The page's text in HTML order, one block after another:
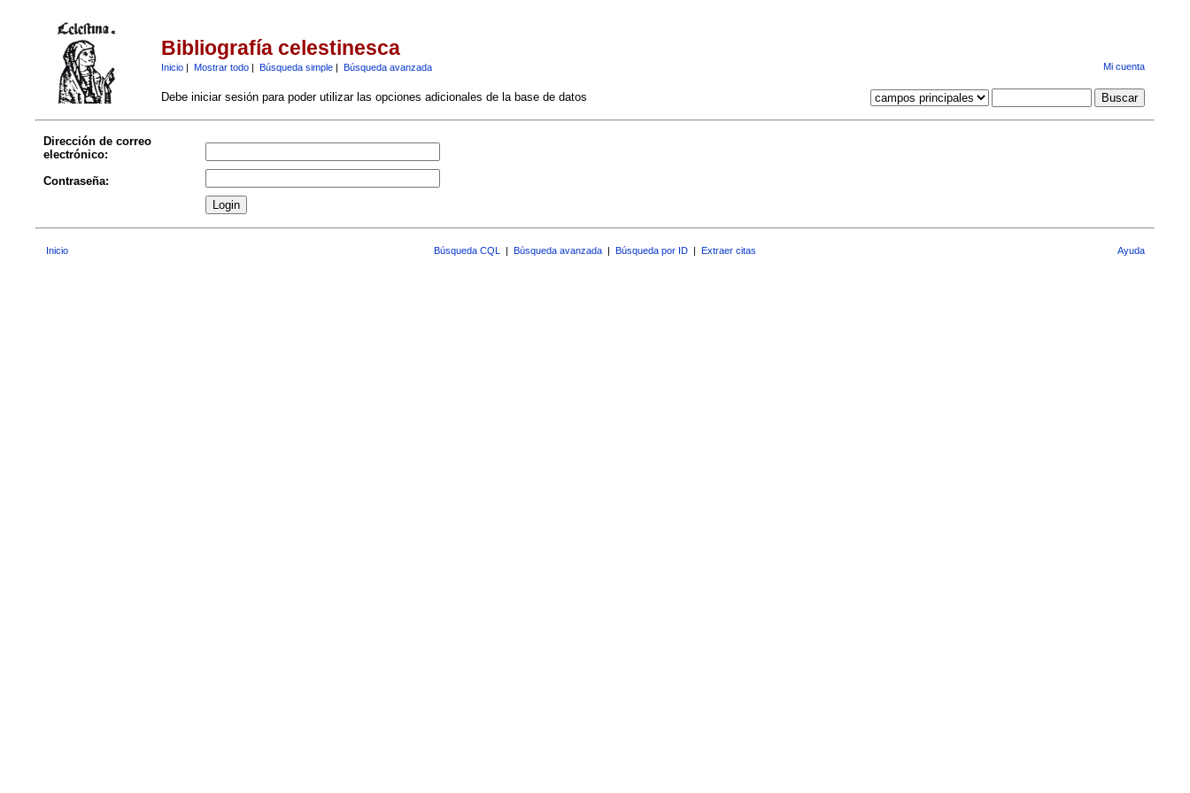
Bibliografía celestinesca
Inicio| Mostrar todo| Búsqueda simple| Búsqueda avanzada Mi cuenta
Debe iniciar sesión para poder utilizar las opciones adicionales de la base de datos
Dirección de correo
electrónico:
Contraseña:
Inicio Búsqueda CQL | Búsqueda avanzada | Búsqueda por ID | Extraer citas Ayuda